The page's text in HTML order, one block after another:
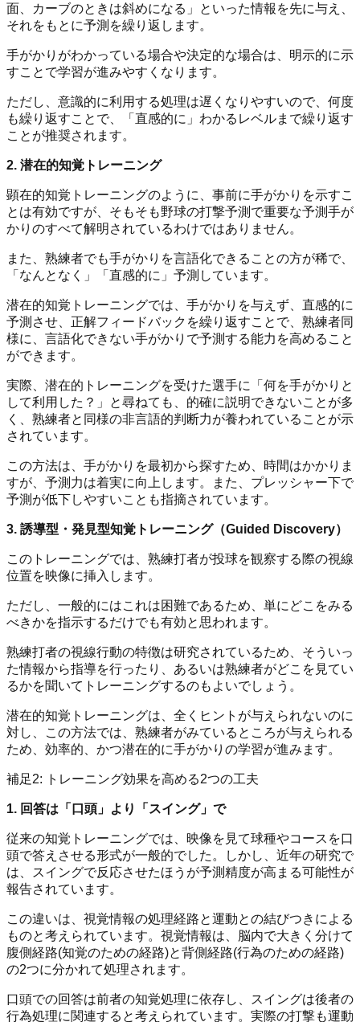
面、カーブのときは斜めになる」といった情報を先に与え、
それをもとに予測を繰り返します。
手がかりがわかっている場合や決定的な場合は、明示的に示
すことで学習が進みやすくなります。
ただし、意識的に利用する処理は遅くなりやすいので、何度
も繰り返すことで、「直感的に」わかるレベルまで繰り返す
ことが推奨されます。
2. 潜在的知覚トレーニング
顕在的知覚トレーニングのように、事前に手がかりを示すこ
とは有効ですが、そもそも野球の打撃予測で重要な予測手が
かりのすべて解明されているわけではありません。
また、熟練者でも手がかりを言語化できることの方が稀で、
「なんとなく」「直感的に」予測しています。
潜在的知覚トレーニングでは、手がかりを与えず、直感的に
予測させ、正解フィードバックを繰り返すことで、熟練者同
様に、言語化できない手がかりで予測する能力を高めること
ができます。
実際、潜在的トレーニングを受けた選手に「何を手がかりと
して利用した？」と尋ねても、的確に説明できないことが多
く、熟練者と同様の非言語的判断力が養われていることが示
されています。
この方法は、手がかりを最初から探すため、時間はかかりま
すが、予測力は着実に向上します。また、プレッシャー下で
予測が低下しやすいことも指摘されています。
3. 誘導型・発見型知覚トレーニング（Guided Discovery）
このトレーニングでは、熟練打者が投球を観察する際の視線
位置を映像に挿入します。
ただし、一般的にはこれは困難であるため、単にどこをみる
べきかを指示するだけでも有効と思われます。
熟練打者の視線行動の特徴は研究されているため、そういっ
た情報から指導を行ったり、あるいは熟練者がどこを見てい
るかを聞いてトレーニングするのもよいでしょう。
潜在的知覚トレーニングは、全くヒントが与えられないのに
対し、この方法では、熟練者がみているところが与えられる
ため、効率的、かつ潜在的に手がかりの学習が進みます。
補足2: トレーニング効果を高める2つの工夫
1. 回答は「口頭」より「スイング」で
従来の知覚トレーニングでは、映像を見て球種やコースを口
頭で答えさせる形式が一般的でした。しかし、近年の研究で
は、スイングで反応させたほうが予測精度が高まる可能性が
報告されています。
この違いは、視覚情報の処理経路と運動との結びつきによる
ものと考えられています。視覚情報は、脳内で大きく分けて
腹側経路(知覚のための経路)と背側経路(行為のための経路)
の2つに分かれて処理されます。
口頭での回答は前者の知覚処理に依存し、スイングは後者の
行為処理に関連すると考えられています。実際の打撃も運動